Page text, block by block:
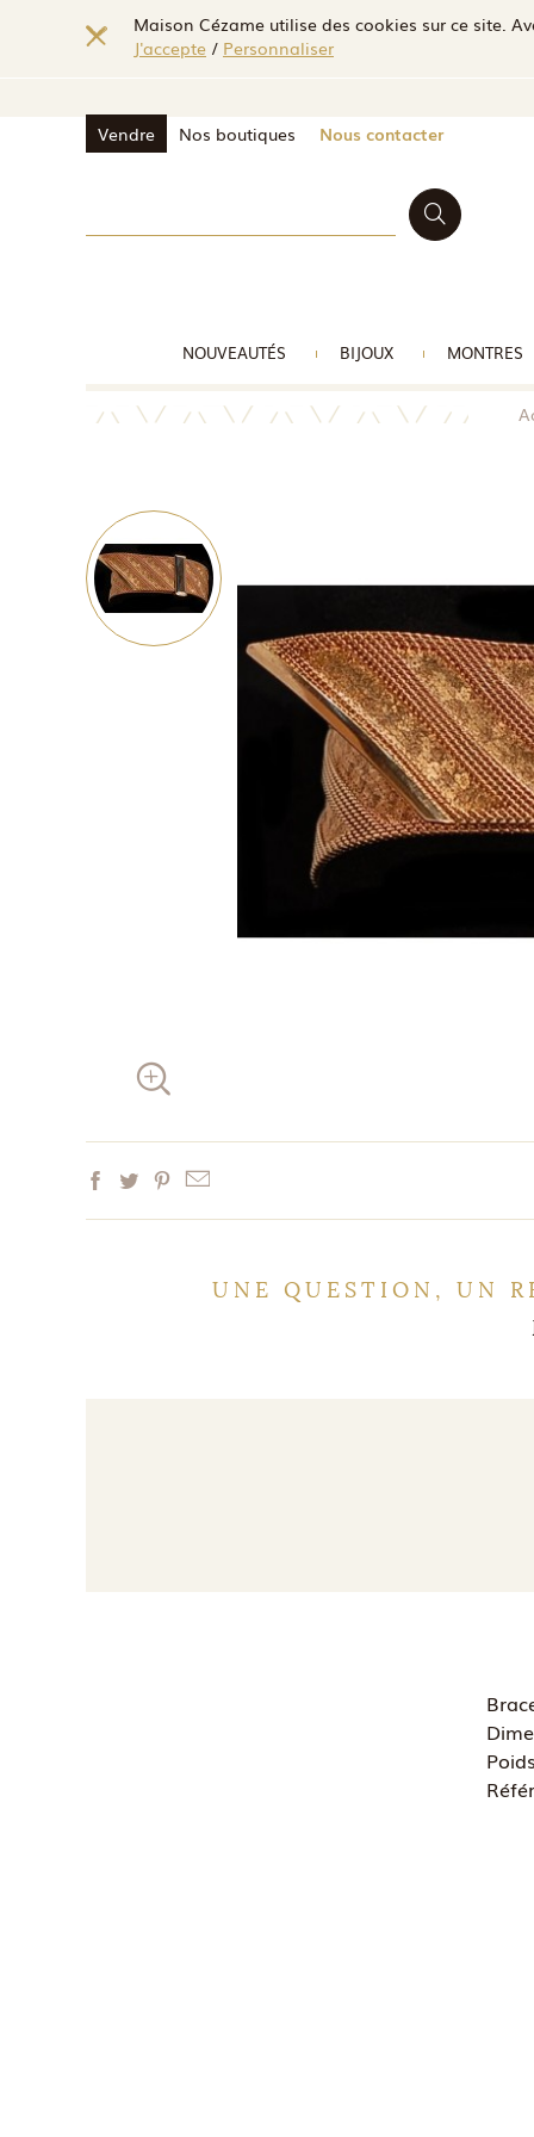
Maison Cézame utilise des cookies sur ce site.
J'accepte / Personnaliser
Vendre Nos boutiques Nous contacter
NOUVEAUTÉS BIJOUX MONTRES
UNE QUESTION, UN